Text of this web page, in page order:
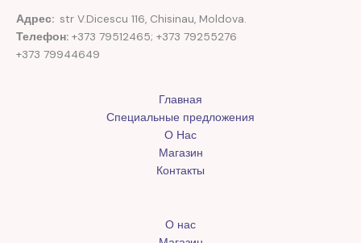
Адрес: str V.Dicescu 116, Chisinau, Moldova.
Телефон: +373 79512465; +373 79255276
+373 79944649
Главная
Специальные предложения
О Нас
Магазин
Контакты
О нас